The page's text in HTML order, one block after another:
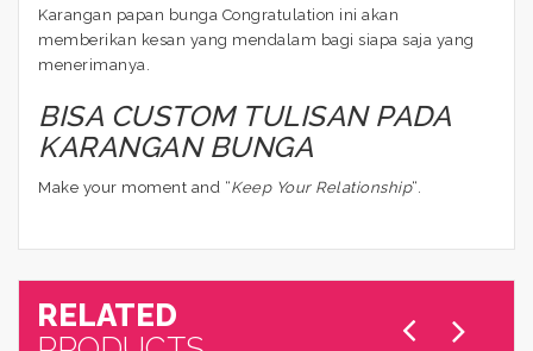
Karangan papan bunga Congratulation ini akan
memberikan kesan yang mendalam bagi siapa saja yang
menerimanya.
BISA CUSTOM TULISAN PADA
KARANGAN BUNGA
Make your moment and “Keep Your Relationship“.
RELATED